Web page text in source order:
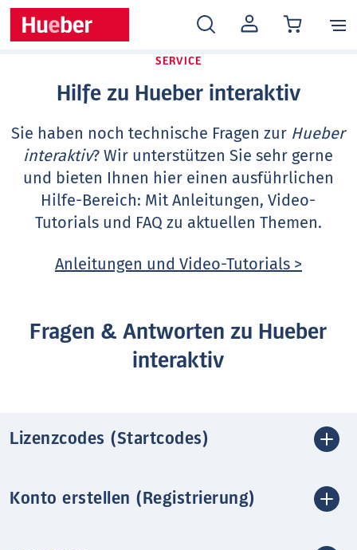
MEIN
KONTO
SERVICE
Hilfe zu Hueber interaktiv
Sie haben noch technische Fragen zur Hueber
interaktiv? Wir unterstützen Sie sehr gerne
und bieten Ihnen hier einen ausführlichen
Hilfe-Bereich: Mit Anleitungen, Video-
Tutorials und FAQ zu aktuellen Themen.
Anleitungen und Video-Tutorials >
Fragen & Antworten zu Hueber
interaktiv
Lizenzcodes (Startcodes)
Konto erstellen (Registrierung)